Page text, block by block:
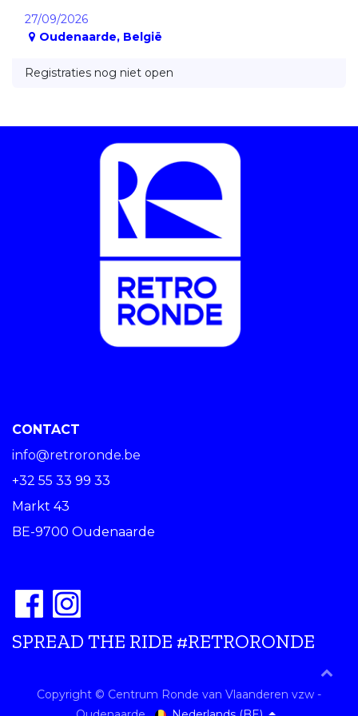
27/09/2026
Oudenaarde, België
Registraties nog niet open
CONTACT
info@retroronde.be
+32 55 33 99 33
Markt 43
BE-9700 Oudenaarde
SPREAD THE RIDE #RETRORONDE
Copyright © Centrum Ronde van Vlaanderen vzw -